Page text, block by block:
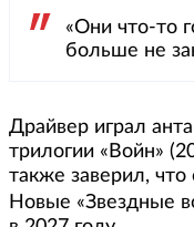
«Они что-то
больше не
Драйвер играл
трилогии «Войн»
также заверил,
Новые «Звездные